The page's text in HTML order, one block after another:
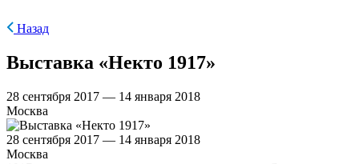
Назад
Выставка «Некто 1917»
28 сентября 2017 — 14 января 2018
Москва
28 сентября 2017 — 14 января 2018
Москва